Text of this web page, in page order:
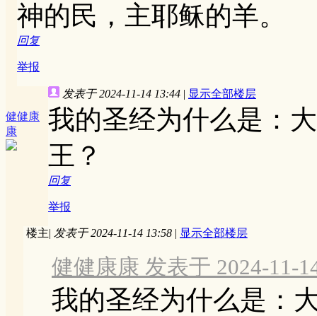
神的民，主耶稣的羊。
回复
举报
健健康
康
发表于 2024-11-14 13:44 | 显示全部楼层
我的圣经为什么是：
王？
回复
举报
楼主| 发表于 2024-11-14 13:58 | 显示全部楼层
健健康康 发表于 2024-11-
我的圣经为什么是：